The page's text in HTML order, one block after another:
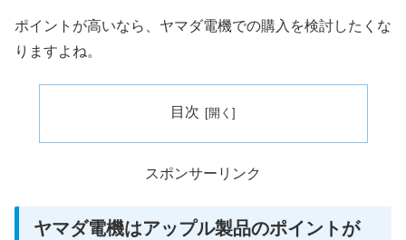
ポイントが高いなら、ヤマダ電機での購入を検討したくな
りますよね。
目次
スポンサーリンク
ヤマダ電機はアップル製品のポイントが